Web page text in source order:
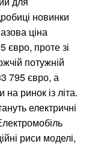
новинки
ціна
євро, проте зі
потужній
795 євро, а
ринок із літа.
електричні
риси моделі,